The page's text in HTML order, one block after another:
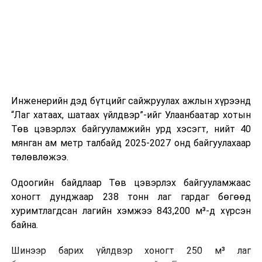
өдөр тутмын ажлын бэлэн байдлыг хангах зэрэг
практик ур чадварыг сургалтын хөтөлбөрт тусгажээ.
Сургалтыг танилцуулах лекц, асуулт-хариулт,
жишээнд суурилсан сургалт, багаар ажиллах дасгал,
танилцах, онцгой нөхцөлд ажиллах дадлага зэрэг
онол, практик хосолсон хэлбэрээр зохион байгуулж
байна.
зохион байгуулах Үндэсний хорооны Ажлын алба,
Инженерийн дэд бүтцийг сайжруулах ажлын хүрээнд
“Лаг хатаах, шатаах үйлдвэр”-ийг Улаанбаатар хотын
Төв цэвэрлэх байгууламжийн урд хэсэгт, нийт 40
мянган ам метр талбайд 2025-2027 онд байгуулахаар
төлөвлөжээ.
Одоогийн байдлаар Төв цэвэрлэх байгууламжаас
хоногт дунджаар 238 тонн лаг гардаг бөгөөд
хуримтлагдсан лагийн хэмжээ 843,200 м³-д хүрсэн
байна.
Шинээр барих үйлдвэр хоногт 250 м³ лаг